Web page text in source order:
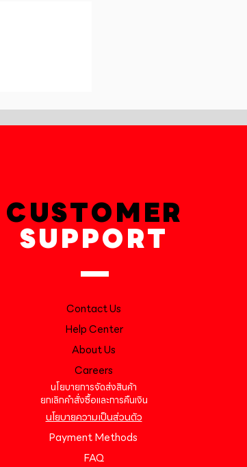
CUSTOMER
SUPPORT
Contact Us
Help Center
About Us
Careers
นโยบายการจัดส่งสินค้า
ยกเลิกคำสั่งซื้อและการคืนเงิน
นโยบายความเป็นส่วนตัว
Payment Methods
FAQ